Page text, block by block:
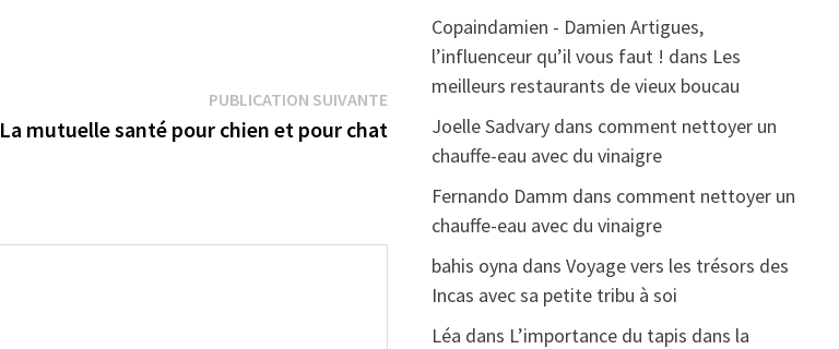
PUBLICATION SUIVANTEPublication
suivante :
La mutuelle santé pour chien et pour chat
Copaindamien - Damien Artigues,
l’influenceur qu’il vous faut ! dans Les
meilleurs restaurants de vieux boucau
Joelle Sadvarydans comment nettoyer un
chauffe-eau avec du vinaigre
Fernando Damm dans comment nettoyer un
chauffe-eau avec du vinaigre
bahis oyna dans Voyage vers les trésors des
Incas avec sa petite tribu à soi
Léa dans L’importance du tapis dans la